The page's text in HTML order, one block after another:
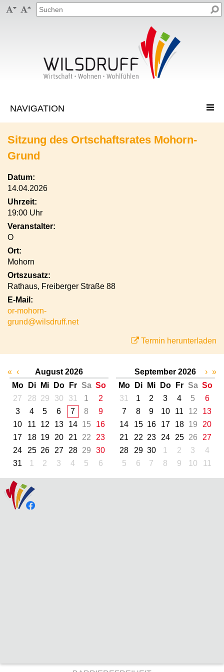
 
Sitzung des Ortschaftsrates Mohorn-
Grund
Datum:
14.04.2026
Uhrzeit:
19:00 Uhr
Veranstalter:
O
Ort:
Mohorn
Ortszusatz:
Rathaus, Freiberger Straße 88
E-Mail:
or-mohorn-
grund@wilsdruff.net
Termin herunterladen
« ‹
August 2026
Mo
Di Mi Do Fr Sa So
27
28 29 30 31 1
2
3
4 5 6 7 8
9
10
11 12 13 14 15
16
17
18 19 20 21 22
23
24
25 26 27 28 29
30
31
1 2 3 4 5 6
September 2026
Mo
Di Mi Do Fr Sa So
31
1 2 3 4 5
6
7
8 9 10 11 12
13
14
15 16 17 18 19
20
21
22 23 24 25 26
27
28
29 30 1 2 3
4
5
6 7 8 9 10 11
› »